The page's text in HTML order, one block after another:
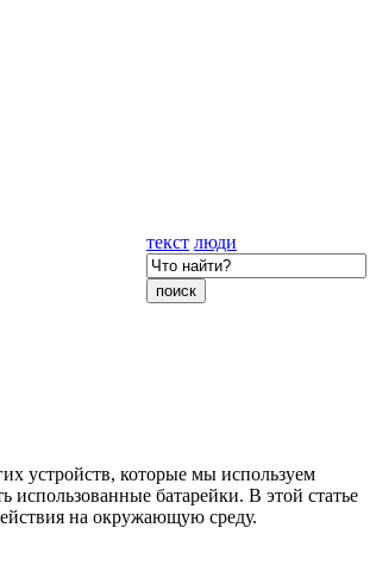
текст люди
устройств, которые мы используем
использованные батарейки. В этой статье
на окружающую среду.